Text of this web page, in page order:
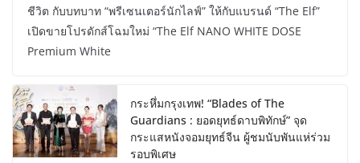
ชีวิต กับบทบาท “พรีเซนเตอร์นักไลฟ์” ให้กับแบรนด์ “The Elf”
เปิดขายโปรดักส์โฉมใหม่ “The Elf NANO WHITE DOSE
Premium White
กระหึ่มกรุงเทพ! “Blades of The
Guardians : ยอดยุทธ์ดาบพิทักษ์” จุด
กระแสหนังจอมยุทธ์จีน ผู้ชมนับพันแห่ร่วม
รอบพิเศษ